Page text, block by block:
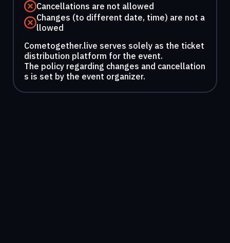
Cancellations are not allowed
Changes (to different date, time) are not a
llowed
Cometogether.live serves solely as the ticket
distribution platform for the event.
The policy regarding changes and cancellation
s is set by the event organizer.